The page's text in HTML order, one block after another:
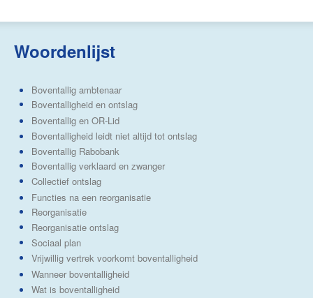
Woordenlijst
Boventallig ambtenaar
Boventalligheid en ontslag
Boventallig en OR-Lid
Boventalligheid leidt niet altijd tot ontslag
Boventallig Rabobank
Boventallig verklaard en zwanger
Collectief ontslag
Functies na een reorganisatie
Reorganisatie
Reorganisatie ontslag
Sociaal plan
Vrijwillig vertrek voorkomt boventalligheid
Wanneer boventalligheid
Wat is boventalligheid